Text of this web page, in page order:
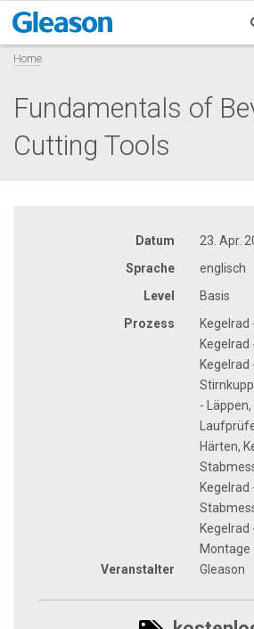
Home
Fundamentals of
Cutting Tools
Datum
23. Apr.
Sprache
englisch
Level
Basis
Prozess
Kegelrad
Kegelrad
Kegelrad
-
Härten,
Kegelrad
Montage
Veranstalter
Gleason